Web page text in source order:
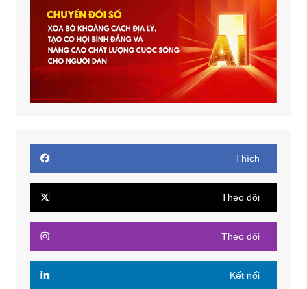
Thích
Theo dõi
Theo dõi
Kết nối